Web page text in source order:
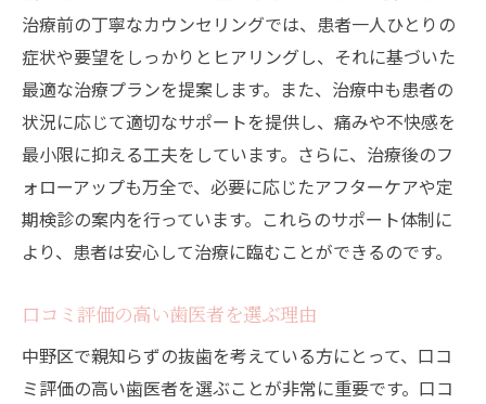
治療前の丁寧なカウンセリングでは、患者一人ひとりの
症状や要望をしっかりとヒアリングし、それに基づいた
最適な治療プランを提案します。また、治療中も患者の
状況に応じて適切なサポートを提供し、痛みや不快感を
最小限に抑える工夫をしています。さらに、治療後のフ
ォローアップも万全で、必要に応じたアフターケアや定
期検診の案内を行っています。これらのサポート体制に
より、患者は安心して治療に臨むことができるのです。
口コミ評価の高い歯医者を選ぶ理由
中野区で親知らずの抜歯を考えている方にとって、口コ
ミ評価の高い歯医者を選ぶことが非常に重要です。口コ